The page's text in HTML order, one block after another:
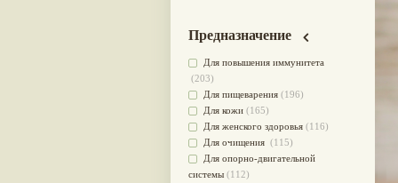
Предназначение
Для повышения иммунитета
(203)
Для пищеварения (196)
Для кожи (165)
Для женского здоровья (116)
Для очищения (115)
Для опорно-двигательной
системы (112)